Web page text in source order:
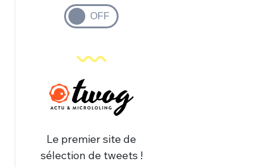
Le premier site de
sélection de tweets !